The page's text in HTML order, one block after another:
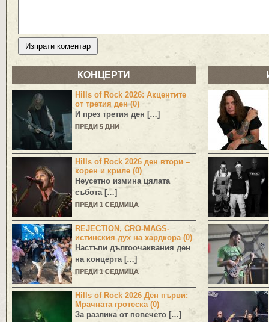
КОНЦЕРТИ
Hills of Rock 2026: Акцентите
от третия ден (0)
И през третия ден […]
ПРЕДИ 5 ДНИ
Hills of Rock 2026 ден втори –
корен и криле (0)
Неусетно измина цялата
събота […]
ПРЕДИ 1 СЕДМИЦА
REJECTION, CRO-MAGS-
истинския дух на хардкора (0)
Настъпи дългоочаквания ден
на концерта […]
ПРЕДИ 1 СЕДМИЦА
Hills of Rock 2026 Ден първи:
Мрачната гротеска (0)
За разлика от повечето […]